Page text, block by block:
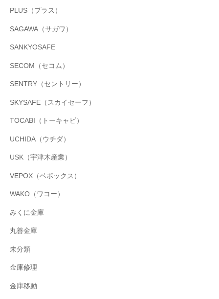
PLUS（プラス）
SAGAWA（サガワ）
SANKYOSAFE
SECOM（セコム）
SENTRY（セントリー）
SKYSAFE（スカイセーフ）
TOCABI（トーキャビ）
UCHIDA（ウチダ）
USK（宇津木産業）
VEPOX（ベポックス）
WAKO（ワコー）
みくに金庫
丸善金庫
未分類
金庫修理
金庫移動